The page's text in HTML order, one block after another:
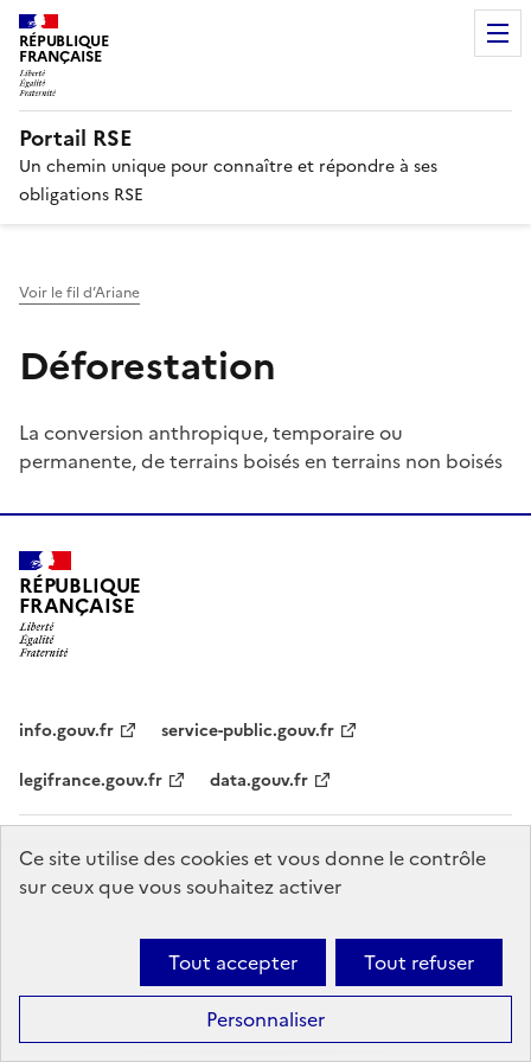
Ce site utilise des cookies et vous donne le contrôle
sur ceux que vous souhaitez activer
Tout accepter
Tout refuser
Personnaliser
RÉPUBLIQUE
FRANÇAISE
Portail RSE
Un chemin unique pour connaître et répondre à ses
obligations RSE
Voir le fil d’Ariane
Déforestation
La conversion anthropique, temporaire ou
permanente, de terrains boisés en terrains non boisés
RÉPUBLIQUE
FRANÇAISE
info.gouv.fr
service-public.gouv.fr
legifrance.gouv.fr
data.gouv.fr
Accessibilité : non conforme
Plan du site Gestion des cookies
Sauf mention explicite de propriété intellectuelle détenue par des tiers,
les contenus de ce site sont proposés sous
licence etalab-2.0
Sites faciles